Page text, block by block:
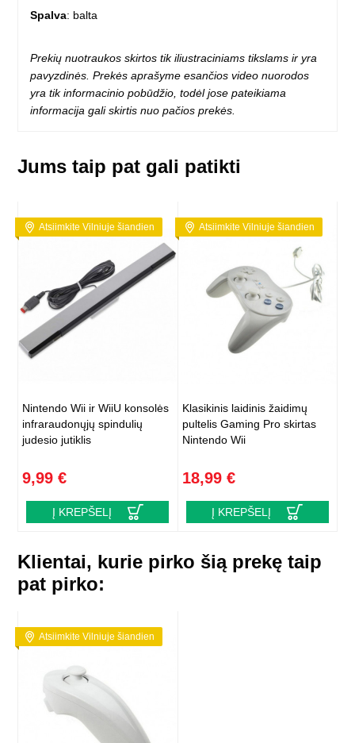
Spalva: balta
Prekių nuotraukos skirtos tik iliustraciniams tikslams ir yra
pavyzdinės. Prekės aprašyme esančios video nuorodos
yra tik informacinio pobūdžio, todėl jose pateikiama
informacija gali skirtis nuo pačios prekės.
Jums taip pat gali patikti
Atsiimkite Vilniuje šiandien
Nintendo Wii ir WiiU konsolės
infraraudonųjų spindulių
judesio jutiklis
9,99 €
Į KREPŠELĮ
Atsiimkite Vilniuje šiandien
Klasikinis laidinis žaidimų
pultelis Gaming Pro skirtas
Nintendo Wii
18,99 €
Į KREPŠELĮ
Klientai, kurie pirko šią prekę taip
pat pirko:
Atsiimkite Vilniuje šiandien